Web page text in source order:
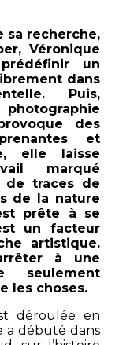
sa recherche,
Véronique
un
dans
Puis,
des
et
elle laisse
marqué
de traces de
de la nature
prête à se
un facteur
artistique.
à une
seulement
les choses.
déroulée en
a débuté dans